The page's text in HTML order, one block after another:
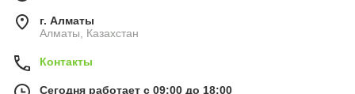
г. Алматы
Алматы, Казахстан
Контакты
Сегодня работает с 09:00 до 18:00